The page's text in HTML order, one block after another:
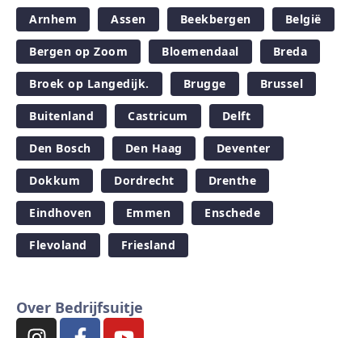
Arnhem Assen Beekbergen België
Bergen op Zoom Bloemendaal Breda
Broek op Langedijk. Brugge Brussel
Buitenland Castricum Delft
Den Bosch Den Haag Deventer
Dokkum Dordrecht Drenthe
Eindhoven Emmen Enschede
Flevoland Friesland
Over Bedrijfsuitje